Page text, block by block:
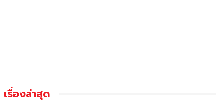
เรื่องล่าสุด